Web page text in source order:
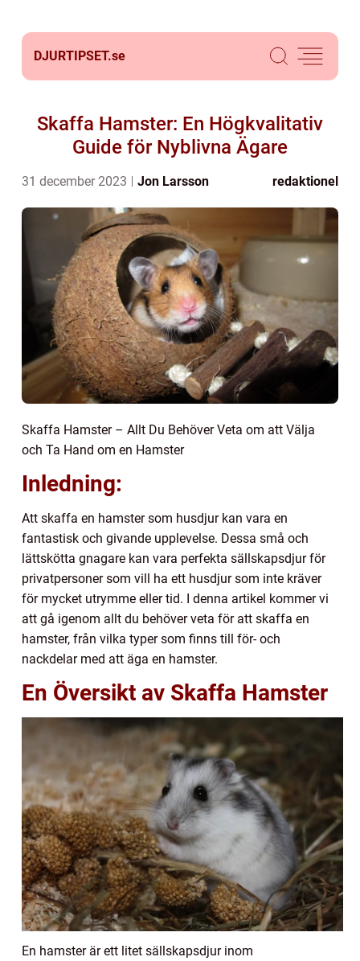
DJURTIPSET.se
Skaffa Hamster: En Högkvalitativ
Guide för Nyblivna Ägare
31 december 2023 Jon Larsson redaktionel
Skaffa Hamster – Allt Du Behöver Veta om att Välja
och Ta Hand om en Hamster
Inledning:
Att skaffa en hamster som husdjur kan vara en
fantastisk och givande upplevelse. Dessa små och
lättskötta gnagare kan vara perfekta sällskapsdjur för
privatpersoner som vill ha ett husdjur som inte kräver
för mycket utrymme eller tid. I denna artikel kommer vi
att gå igenom allt du behöver veta för att skaffa en
hamster, från vilka typer som finns till för- och
nackdelar med att äga en hamster.
En Översikt av Skaffa Hamster
En hamster är ett litet sällskapsdjur inom